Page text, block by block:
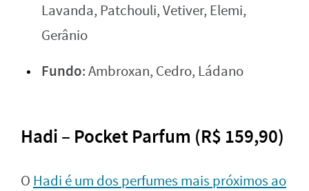
Lavanda, Patchouli, Vetiver, Elemi,
Gerânio
Fundo: Ambroxan, Cedro, Ládano
Hadi – Pocket Parfum (R$ 159,90)
O Hadi é um dos perfumes mais próximos ao